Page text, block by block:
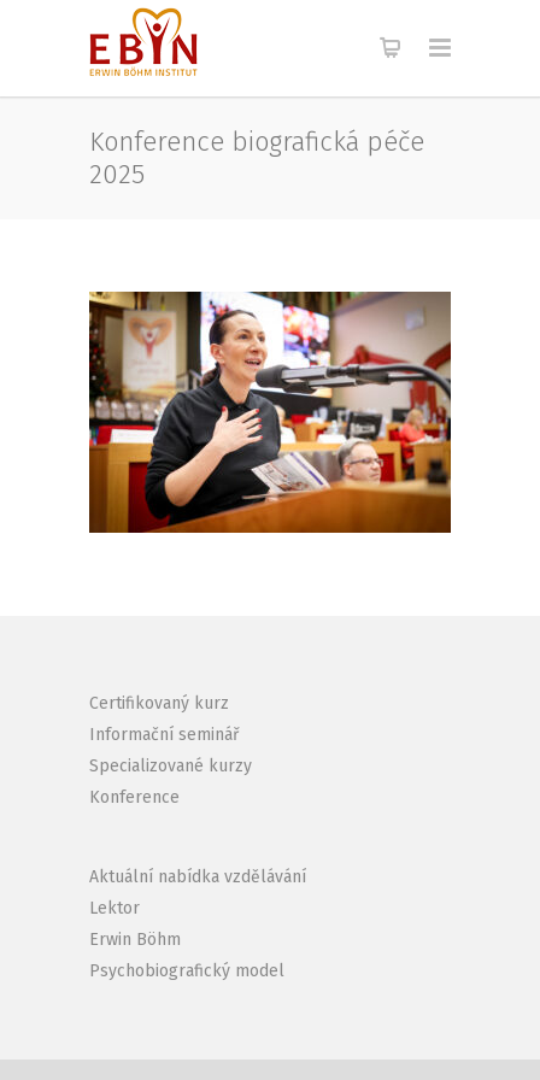
Konference biografická péče
2025
Certifikovaný kurz
Informační seminář
Specializované kurzy
Konference
Aktuální nabídka vzdělávání
Lektor
Erwin Böhm
Psychobiografický model